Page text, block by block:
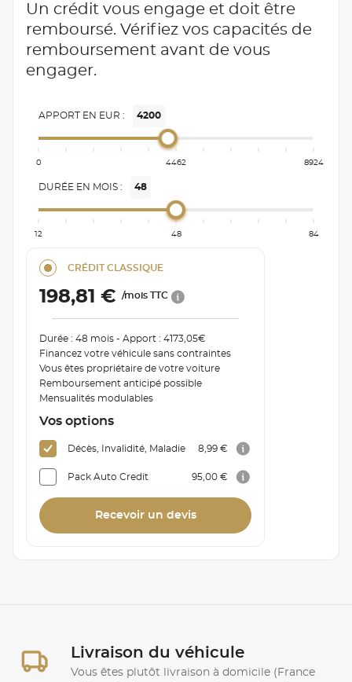
Un crédit vous engage et doit être
remboursé. Vérifiez vos capacités de
remboursement avant de vous
engager.
APPORT EN EUR : 4200
0 4462 8924
DURÉE EN MOIS : 48
12 48 84
CRÉDIT CLASSIQUE
198,81 €/mois TTC
Durée : 48 mois - Apport : 4173,05€
Financez votre véhicule sans contraintes
Vous êtes propriétaire de votre voiture
Remboursement anticipé possible
Mensualités modulables
Vos options
Décès, Invalidité, Maladie 8,99 €
Pack Auto Credit 95,00 €
Recevoir un devis
Livraison du véhicule
Vous êtes plutôt livraison à domicile (France